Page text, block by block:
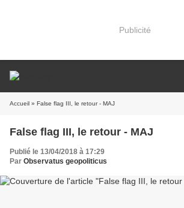
Publicité
Accueil » False flag III, le retour - MAJ
False flag III, le retour - MAJ
Publié le 13/04/2018 à 17:29
Par Observatus geopoliticus